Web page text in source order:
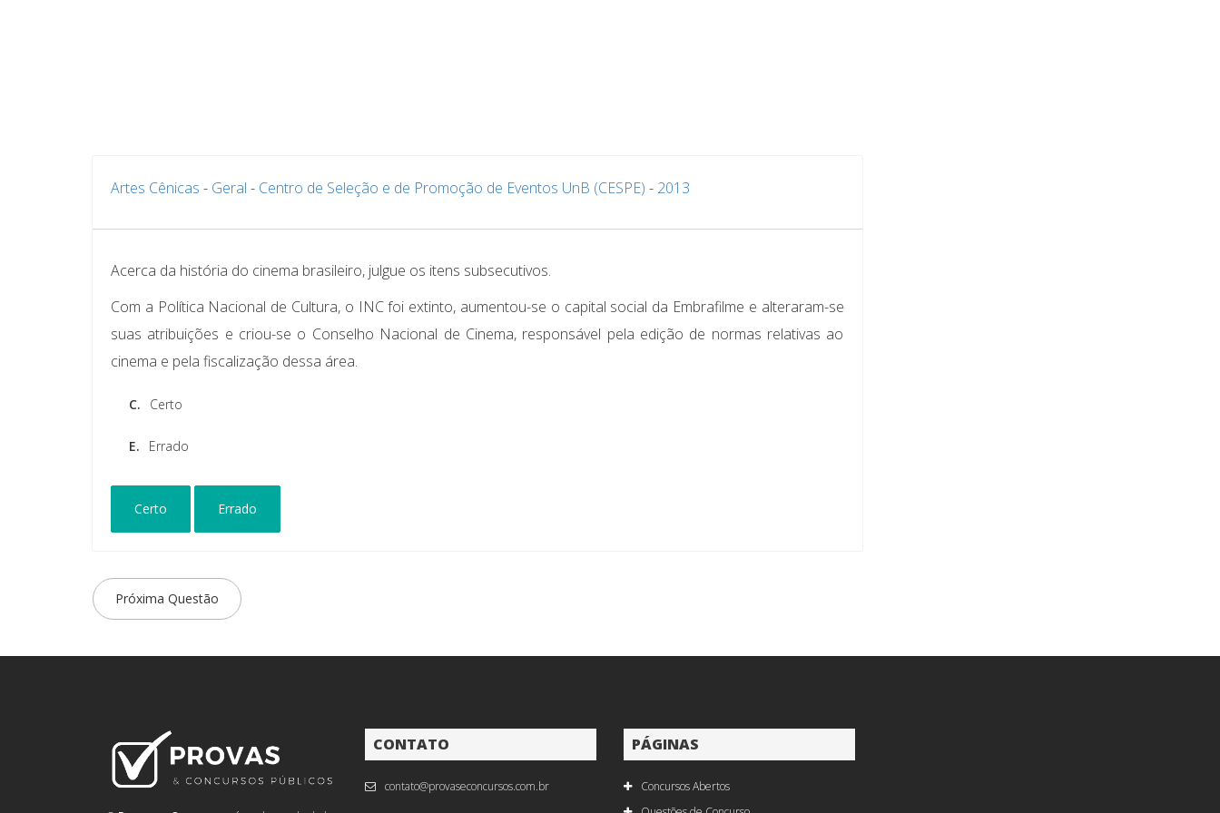
Artes Cênicas - Geral - Centro de Seleção e de Promoção de Eventos UnB (CESPE) - 2013
Acerca da história do cinema brasileiro, julgue os itens subsecutivos.
Com a Política Nacional de Cultura, o INC foi extinto, aumentou-se o capital social da Embrafilme e alteraram-se
suas atribuições e criou-se o Conselho Nacional de Cinema, responsável pela edição de normas relativas ao
cinema e pela fiscalização dessa área.
C. Certo
E. Errado
Certo Errado
Próxima Questão
CONTATO
contato@provaseconcursos.com.br
PÁGINAS
Concursos Abertos